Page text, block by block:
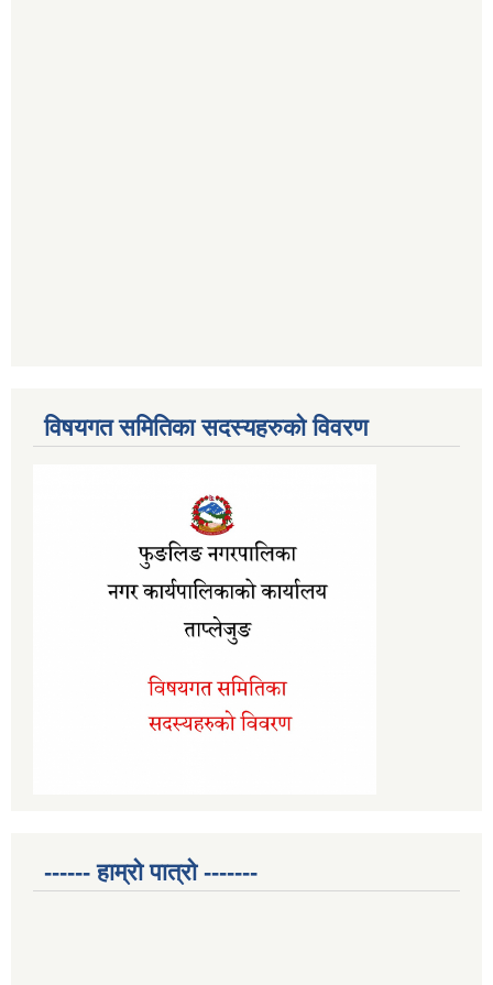
विषयगत समितिका सदस्यहरुको विवरण
------ हाम्रो पात्रो -------